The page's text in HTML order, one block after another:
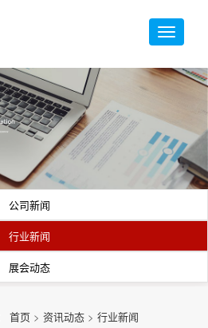
公司新闻
行业新闻
展会动态
首页 > 资讯动态 > 行业新闻